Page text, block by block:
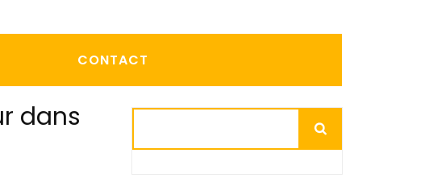
CONTACT
dans